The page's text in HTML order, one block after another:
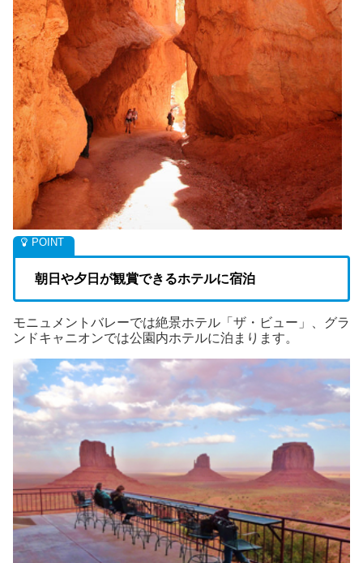
朝日や夕日が観賞できるホテルに宿泊
モニュメントバレーでは絶景ホテル「ザ・ビュー」、グラ
ンドキャニオンでは公園内ホテルに泊まります。